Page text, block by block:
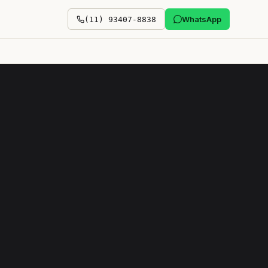
(11) 93407-8838 WhatsApp